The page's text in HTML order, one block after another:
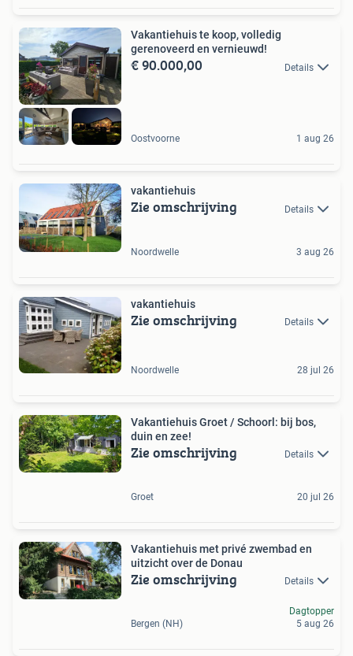
Vakantiehuis te koop, volledig
gerenoveerd en vernieuwd!
€ 90.000,00 Details
Oostvoorne 1 aug 26
vakantiehuis
Zie omschrijving Details
Noordwelle 3 aug 26
vakantiehuis
Zie omschrijving Details
Noordwelle 28 jul 26
Vakantiehuis Groet / Schoorl: bij bos,
duin en zee!
Zie omschrijving Details
Groet 20 jul 26
Vakantiehuis met privé zwembad en
uitzicht over de Donau
Zie omschrijving Details
Bergen (NH)
Dagtopper
5 aug 26